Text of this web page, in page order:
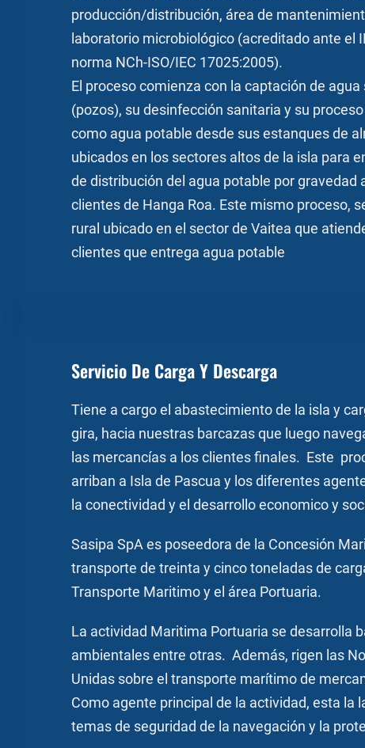
producción/distribución, área de
laboratorio microbiológico (acreditado ante el
norma NCh-ISO/IEC 17025:2005).
El proceso comienza con la captación de
(pozos), su desinfección sanitaria y su
como agua potable desde sus estanques de
ubicados en los sectores altos de la isla para
de distribución del agua potable por gravedad
clientes de Hanga Roa. Este mismo proceso,
rural ubicado en el sector de Vaitea que
clientes que entrega agua potable
Servicio De Carga Y Descarga
Tiene a cargo el abastecimiento de la isla y
gira, hacia nuestras barcazas que luego
las mercancías a los clientes finales. Este
arriban a Isla de Pascua y los diferentes
la conectividad y el desarrollo economico y
Sasipa SpA es poseedora de la Concesión
transporte de treinta y cinco toneladas de
Transporte Maritimo y el área Portuaria.
La actividad Maritima Portuaria se desarrolla
ambientales entre otras. Además, rigen las
Unidas sobre el transporte marítimo de
Como agente principal de la actividad, esta la
temas de seguridad de la navegación y la